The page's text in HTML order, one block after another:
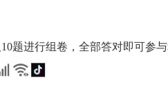
题进行组卷，全部答对即可参